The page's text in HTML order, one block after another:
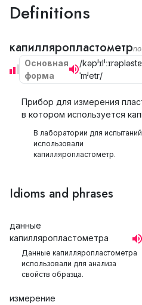
Definitions
капилляропластометр
Основная
форма
/kəpʲɪlʲːɪrəpləstɐ
ˈmʲetr/
Прибор для измерения
в котором используется
В лаборатории для испытаний
использовали
капилляропластометр.
Idioms and phrases
данные
капилляропластометра
Данные капилляропластометра
использовали для анализа
свойств образца.
измерение